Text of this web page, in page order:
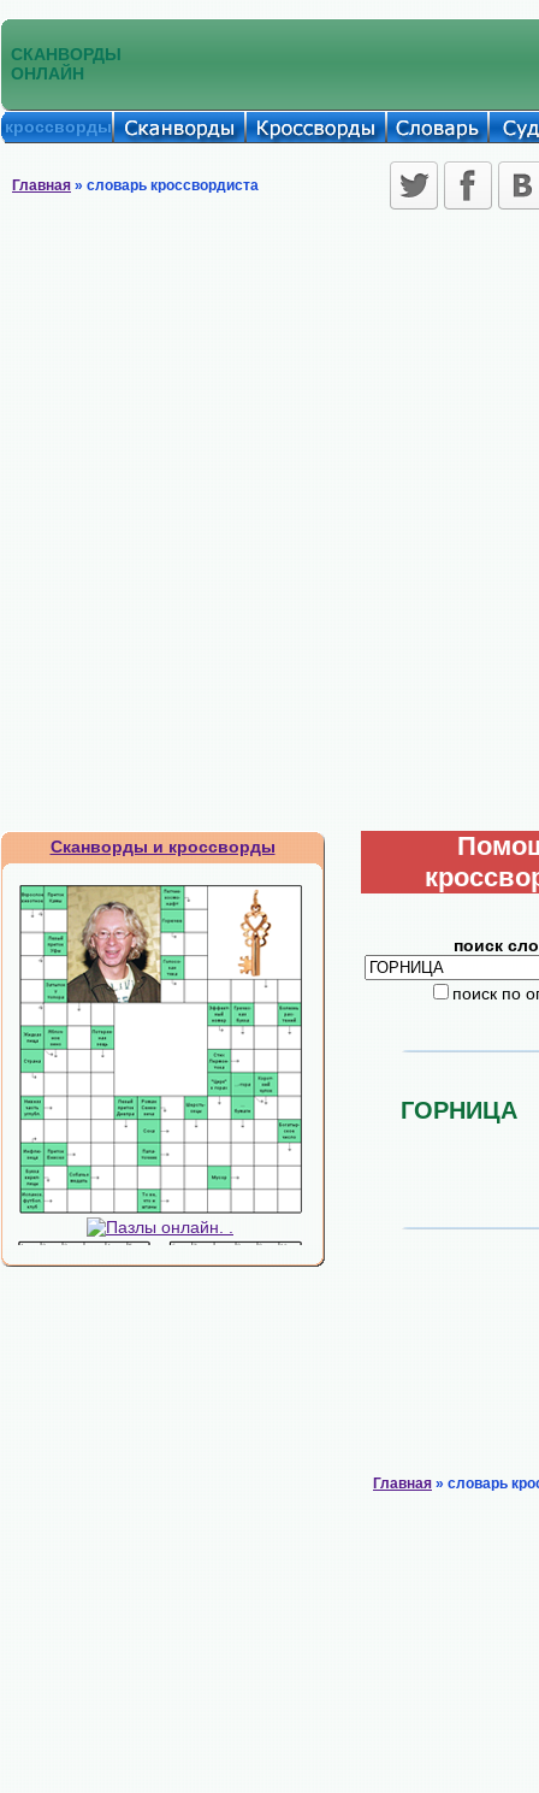
СКАНВОРДЫ
ОНЛАЙН
кроссворды
Главная » словарь кроссвордиста
Сканворды и кроссворды
поиск
поиск по
ГОРНИЦА
Главная » словарь